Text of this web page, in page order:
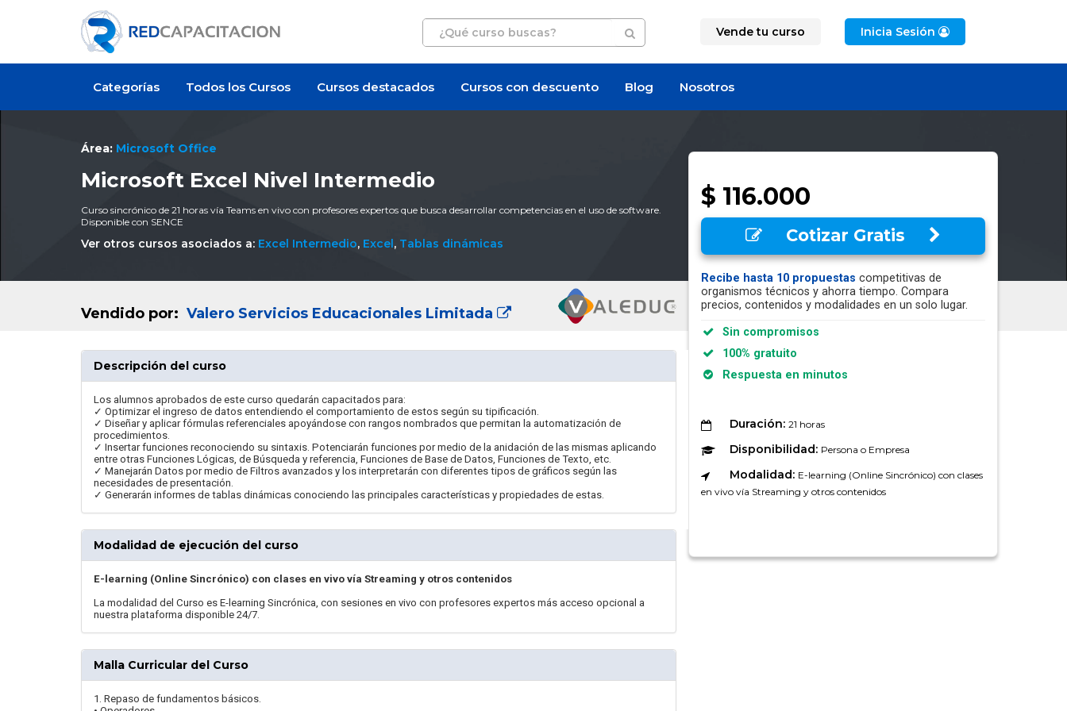
Vende tu curso Inicia Sesión
Categorías Todos los Cursos Cursos destacados Cursos con descuento Blog Nosotros
Área: Microsoft Office
Microsoft Excel Nivel Intermedio
Curso sincrónico de 21 horas vía Teams en vivo con profesores expertos que busca desarrollar competencias en el uso de software.
Disponible con SENCE
Ver otros cursos asociados a: Excel Intermedio, Excel, Tablas dinámicas
Vendido por: Valero Servicios Educacionales Limitada
$ 116.000
Cotizar Gratis
Recibe hasta 10 propuestas competitivas de
organismos técnicos y ahorra tiempo. Compara
precios, contenidos y modalidades en un solo lugar.
Sin compromisos
100% gratuito
Respuesta en minutos
Duración: 21 horas
Disponibilidad: Persona o Empresa
Modalidad: E-learning (Online Sincrónico) con clases
en vivo vía Streaming y otros contenidos
Descripción del curso
Los alumnos aprobados de este curso quedarán capacitados para:
✓ Optimizar el ingreso de datos entendiendo el comportamiento de estos según su tipificación.
✓ Diseñar y aplicar fórmulas referenciales apoyándose con rangos nombrados que permitan la automatización de
procedimientos.
✓ Insertar funciones reconociendo su sintaxis. Potenciarán funciones por medio de la anidación de las mismas aplicando
entre otras Funciones Lógicas, de Búsqueda y referencia, Funciones de Base de Datos, Funciones de Texto, etc.
✓ Manejarán Datos por medio de Filtros avanzados y los interpretarán con diferentes tipos de gráficos según las
necesidades de presentación.
✓ Generarán informes de tablas dinámicas conociendo las principales características y propiedades de estas.
Modalidad de ejecución del curso
E-learning (Online Sincrónico) con clases en vivo vía Streaming y otros contenidos
La modalidad del Curso es E-learning Sincrónica, con sesiones en vivo con profesores expertos más acceso opcional a
nuestra plataforma disponible 24/7.
Malla Curricular del Curso
1. Repaso de fundamentos básicos.